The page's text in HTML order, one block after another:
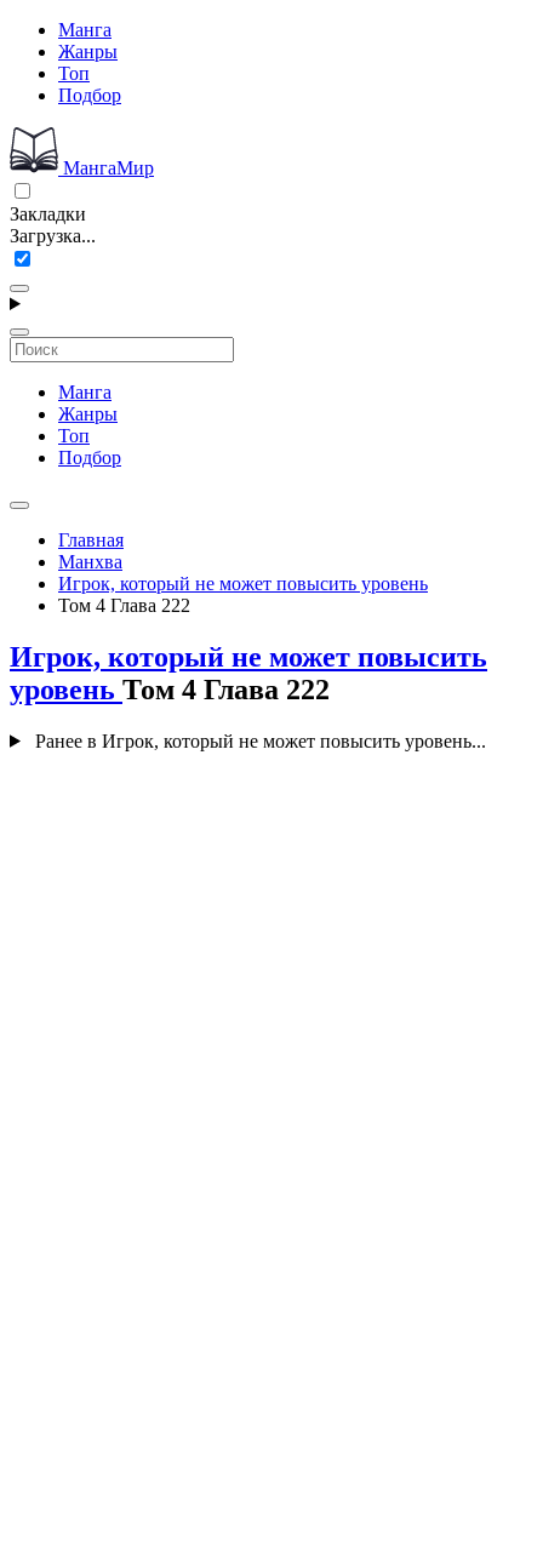
Манга
Жанры
Топ
Подбор
МангаМир
Закладки
Загрузка...
Манга
Жанры
Топ
Подбор
Главная
Манхва
Игрок, который не может повысить уровень
Том 4 Глава 222
Игрок, который не может повысить
уровень Том 4 Глава 222
Ранее в Игрок, который не может повысить уровень...